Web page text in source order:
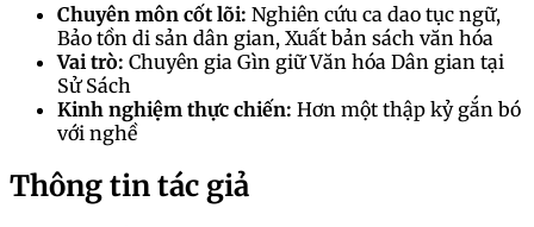
Chuyên môn cốt lõi: Nghiên cứu ca dao tục ngữ,
Bảo tồn di sản dân gian, Xuất bản sách văn hóa
Vai trò: Chuyên gia Gìn giữ Văn hóa Dân gian tại
Sử Sách
Kinh nghiệm thực chiến: Hơn một thập kỷ gắn bó
với nghề
Thông tin tác giả